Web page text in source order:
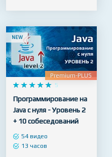
NEW
Premium-PLUS
    
     5
Программирование на
Java с нуля - Уровень 2
+ 10 собеседований